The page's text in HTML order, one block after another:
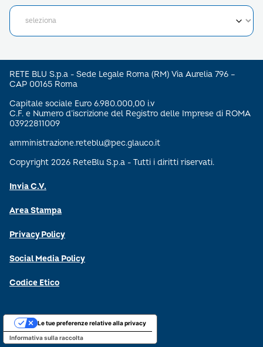
RETE BLU S.p.a - Sede Legale Roma (RM) Via Aurelia 796 –
CAP 00165 Roma
Capitale sociale Euro 6.980.000,00 i.v
C.F. e Numero d’iscrizione del Registro delle Imprese di ROMA
03922811009
amministrazione.reteblu@pec.glauco.it
Copyright 2026 ReteBlu S.p.a - Tutti i diritti riservati.
Invia C.V.
Area Stampa
Privacy Policy
Social Media Policy
Codice Etico
Informativa sulla raccolta
Le tue preferenze relative alla privacy